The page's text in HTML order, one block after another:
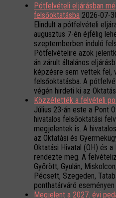
Pótfelvételi eljárásban
felsőoktatásba 2026-07-
Elindult a pótfelvételi
augusztus 7-én éjfélig
szeptemberben induló
Pótfelvételire azok
án zárult általános
képzésre sem vettek fel,
felsőoktatásba. A
végén hirdeti ki az
Közzétették a felvételi
Július 23-án este a Pont
hivatalos felsőoktatási
megjelentek is. A
az Oktatási és
Oktatási Hivatal (OH) és a
rendezte meg. A
Győrött, Gyulán,
Pécsett, Szegeden,
ponthatárváró eseményen
Megjelent a 2027. évi